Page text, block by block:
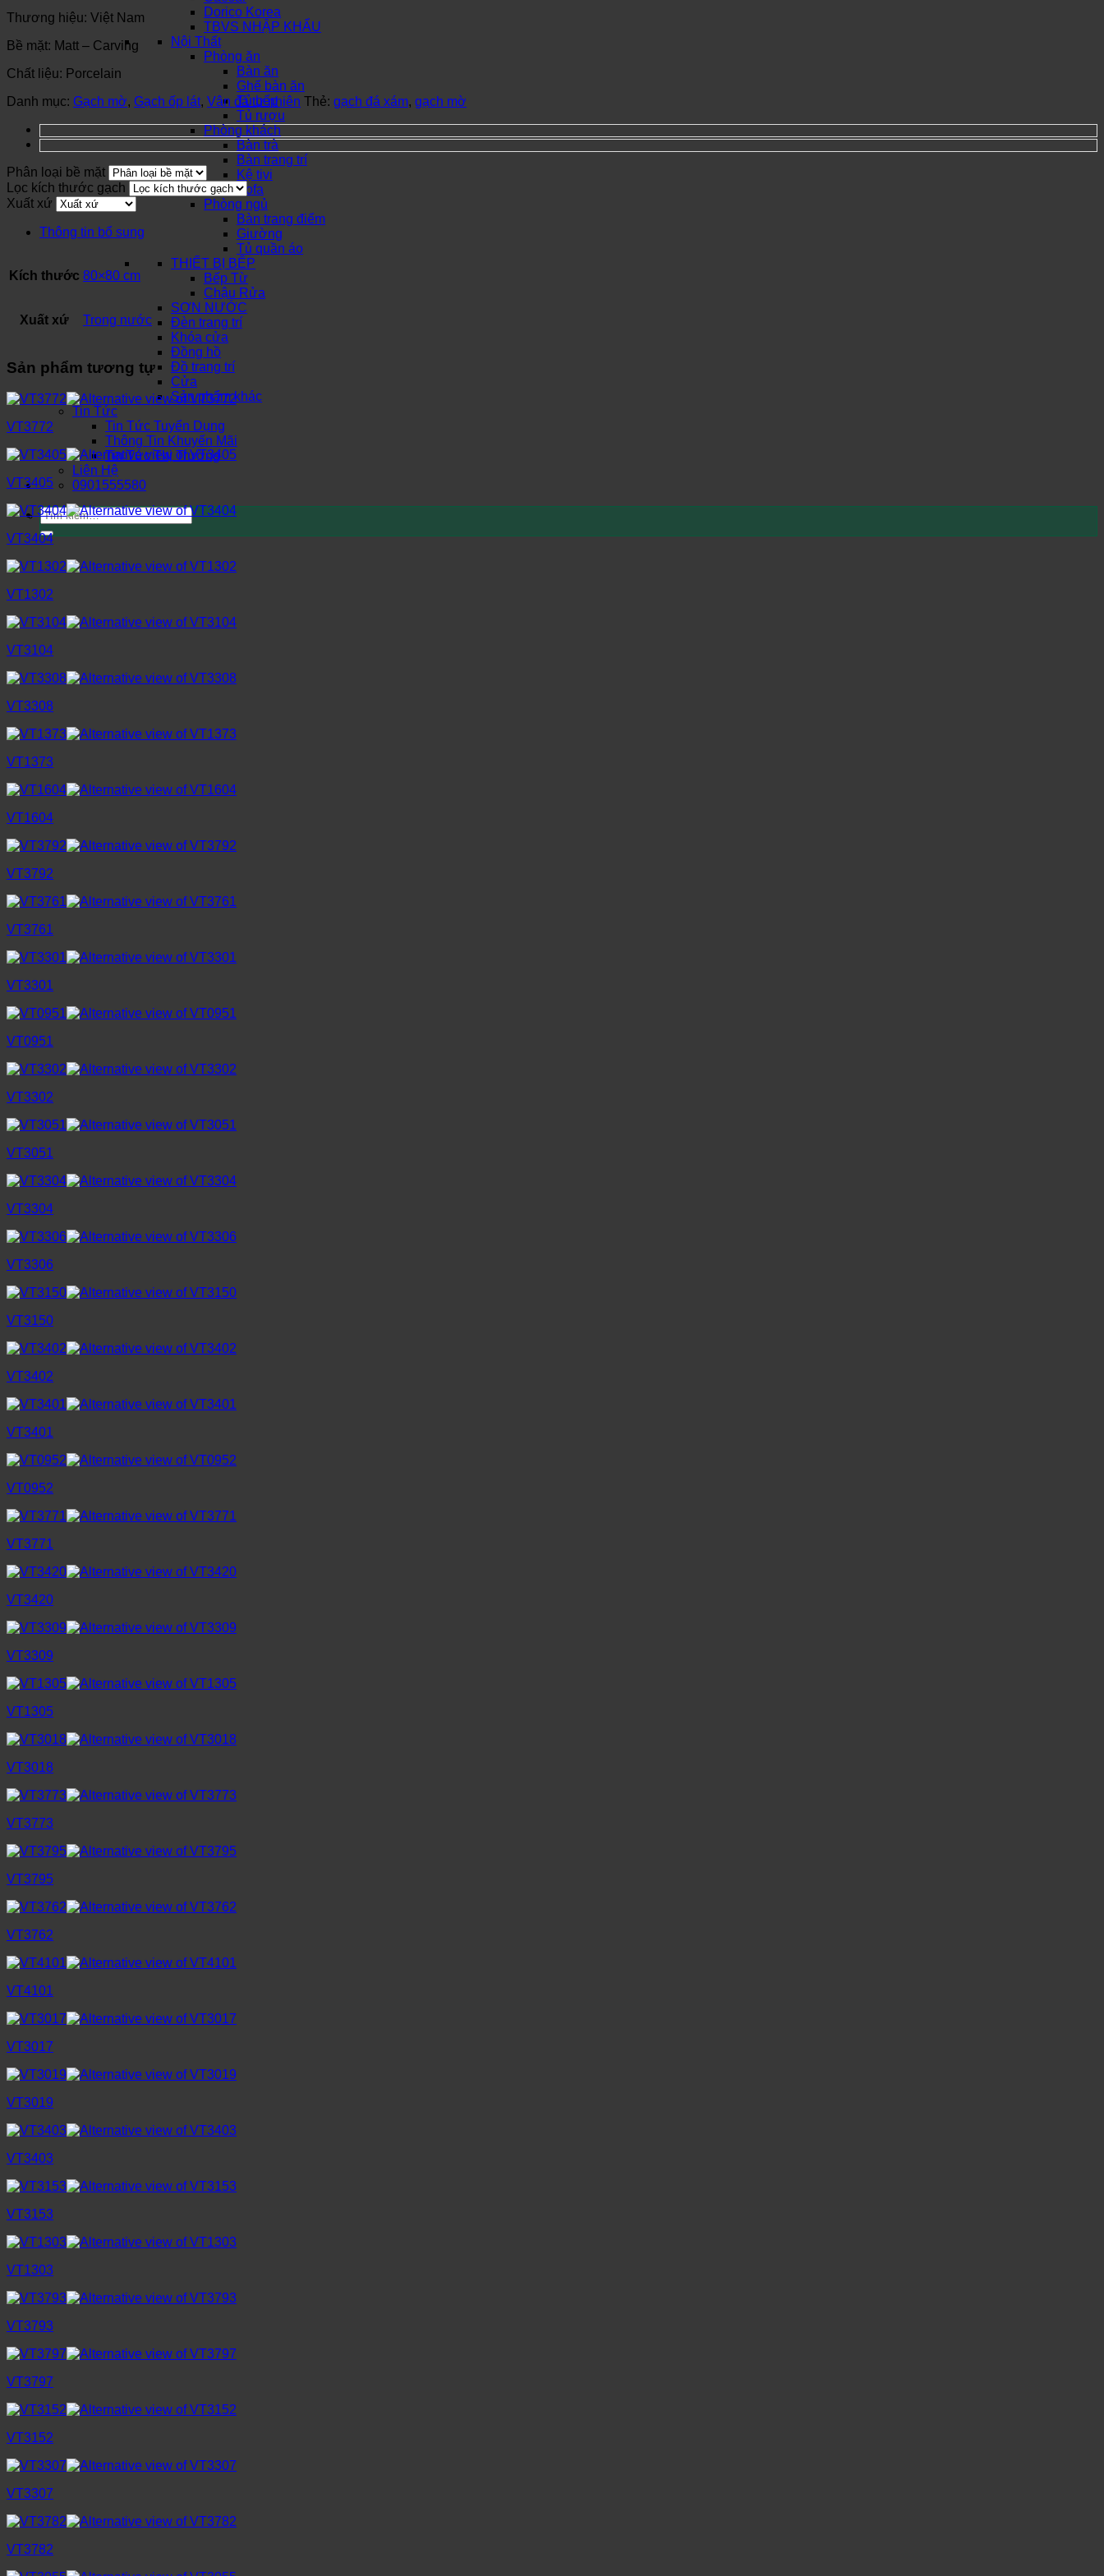
Dorico Korea
TBVS NHẬP KHẨU
Nội Thất
Phòng ăn
Bàn ăn
Ghế bàn ăn
Tủ bếp
Tủ rượu
Phòng khách
Bàn trà
Bàn trang trí
Kệ tivi
Sofa
Phòng ngủ
Bàn trang điểm
Giường
Tủ quần áo
THIẾT BỊ BẾP
Bếp Từ
Chậu Rửa
SƠN NƯỚC
Đèn trang trí
Khóa cửa
Đồng hồ
Đồ trang trí
Cửa
Sản phẩm khác
Tin Tức
Tin Tức Tuyển Dụng
Thông Tin Khuyến Mãi
Tin Tức Thị Trường
Liên Hệ
0901555580
Tìm
kiếm:
Thương hiệu: Việt Nam
Bề mặt: Matt – Carving
Chất liệu: Porcelain
Danh mục: Gạch mờ, Gạch ốp lát, Vân đá tự nhiên Thẻ: gạch đá xám, gạch mờ
Phân loại bề mặt
Lọc kích thước gạch
Xuất xứ
Thông tin bổ sung
Kích thước 80×80 cm
Xuất xứ Trong nước
Sản phẩm tương tự
VT3772
VT3405
VT3404
VT1302
VT3104
VT3308
VT1373
VT1604
VT3792
VT3761
VT3301
VT0951
VT3302
VT3051
VT3304
VT3306
VT3150
VT3402
VT3401
VT0952
VT3771
VT3420
VT3309
VT1305
VT3018
VT3773
VT3795
VT3762
VT4101
VT3017
VT3019
VT3403
VT3153
VT1303
VT3793
VT3797
VT3152
VT3307
VT3782